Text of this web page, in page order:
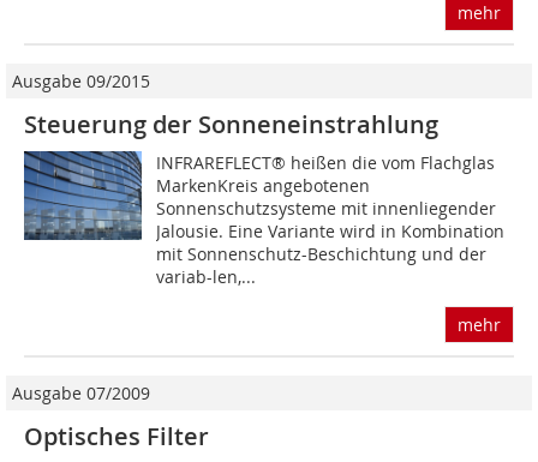
mehr
Ausgabe 09/2015
Steuerung der Sonneneinstrahlung
INFRAREFLECT® heißen die vom Flachglas
MarkenKreis angebotenen
Sonnenschutzsysteme mit innenliegender
Jalousie. Eine Variante wird in Kombination
mit Sonnenschutz-Beschichtung und der
variab-len,...
mehr
Ausgabe 07/2009
Optisches Filter